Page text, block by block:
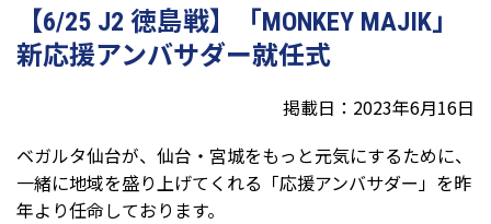
【6/25 J2 徳島戦】「MONKEY MAJIK」
新応援アンバサダー就任式
掲載日：2023年6月16日
ベガルタ仙台が、仙台・宮城をもっと元気にするために、
一緒に地域を盛り上げてくれる「応援アンバサダー」を昨
年より任命しております。